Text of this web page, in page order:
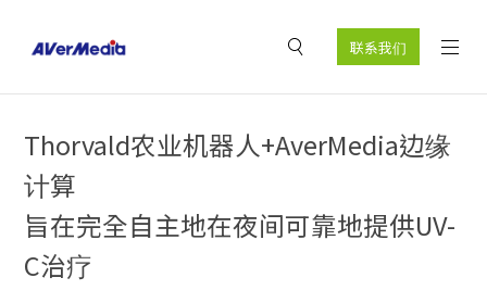
联系我们
Thorvald农业机器人+AverMedia边缘
计算
旨在完全自主地在夜间可靠地提供UV-
C治疗